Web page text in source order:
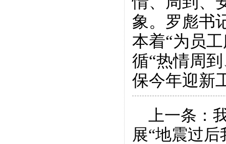
象。罗彪书
本着“为员
循“热情周
保今年迎新
上一条：
展“地震过